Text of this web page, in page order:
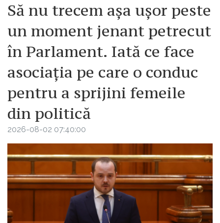
Să nu trecem așa ușor peste
un moment jenant petrecut
în Parlament. Iată ce face
asociația pe care o conduc
pentru a sprijini femeile
din politică
2026-08-02 07:40:00